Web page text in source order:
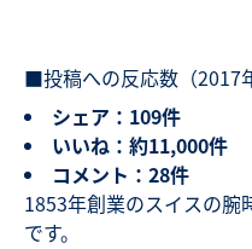
■投稿への反応数（2017
シェア：109件
いいね：約11,000件
コメント：28件
1853年創業のスイスの腕
です。